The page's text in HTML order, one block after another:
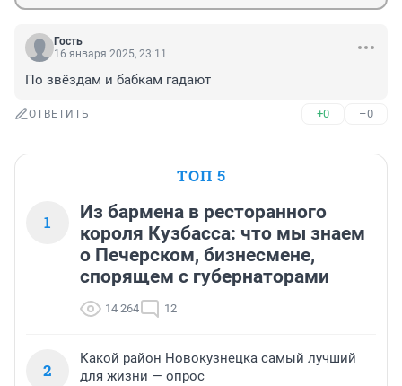
Гость
16 января 2025, 23:11
По звёздам и бабкам гадают
ОТВЕТИТЬ +0 –0
ТОП 5
1
Из бармена в ресторанного
короля Кузбасса: что мы знаем
о Печерском, бизнесмене,
спорящем с губернаторами
14 264 12
2
Какой район Новокузнецка самый лучший
для жизни — опрос